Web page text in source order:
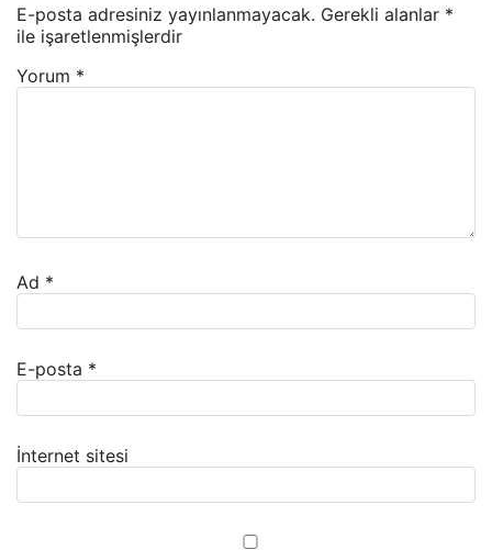
E-posta adresiniz yayınlanmayacak. Gerekli alanlar *
ile işaretlenmişlerdir
Yorum *
Ad *
E-posta *
İnternet sitesi